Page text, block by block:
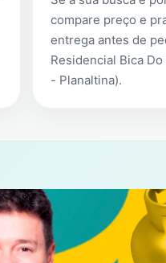
compare preço e
entrega antes de
Residencial Bica
- Planaltina).